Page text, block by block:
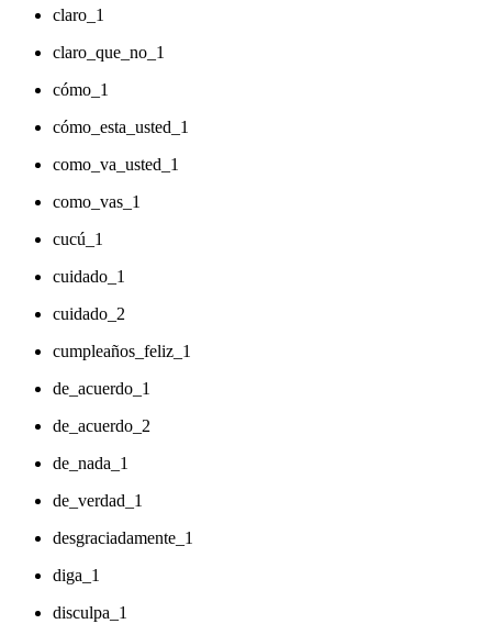
claro_1
claro_que_no_1
cómo_1
cómo_esta_usted_1
como_va_usted_1
como_vas_1
cucú_1
cuidado_1
cuidado_2
cumpleaños_feliz_1
de_acuerdo_1
de_acuerdo_2
de_nada_1
de_verdad_1
desgraciadamente_1
diga_1
disculpa_1